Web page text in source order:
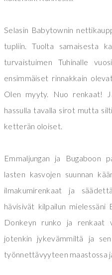
Selasin Babytownin
tupliin. Tuolta samaisesta
turvaistuimen Tuhinalle
ensimmäiset rinnakkain
Olen myyty. Nuo renkaat!
hassulla tavalla sirot mutta
ketterän oloiset.
Emmaljungan ja Bugaboon
lasten kasvojen suunnan
ilmakumirenkaat ja
hävisivät kilpailun mielessäni
Donkeyn runko ja renkaat
jotenkin jykevämmiltä ja
työnnettävyyteen maastossa